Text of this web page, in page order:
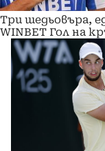
Три шедьовъра,
WINBET Гол на